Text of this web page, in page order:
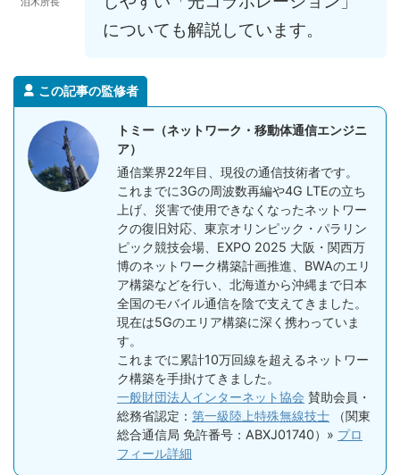
についても解説しています。
この記事の監修者
トミー（ネットワーク・移動体通信エンジニ
ア）
通信業界22年目、現役の通信技術者です。
これまでに3Gの周波数再編や4G LTEの立ち
上げ、災害で使用できなくなったネットワー
クの復旧対応、東京オリンピック・パラリン
ピック競技会場、EXPO 2025 大阪・関西万
博のネットワーク構築計画推進、BWAのエリ
ア構築などを行い、北海道から沖縄まで日本
全国のモバイル通信を陰で支えてきました。
現在は5Gのエリア構築に深く携わっていま
す。
これまでに累計10万回線を超えるネットワー
ク構築を手掛けてきました。
一般財団法人インターネット協会 賛助会員・
総務省認定： 第一級陸上特殊無線技士 （関東
総合通信局 免許番号：ABXJ01740）» プロ
フィール詳細